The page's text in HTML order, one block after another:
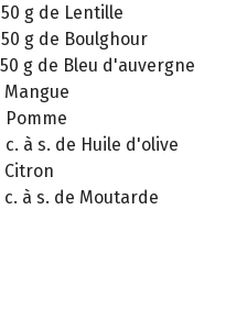
g de Lentille
g de Boulghour
g de Bleu d'auvergne
Mangue
Pomme
c. à s. de Huile d'olive
Citron
c. à s. de Moutarde